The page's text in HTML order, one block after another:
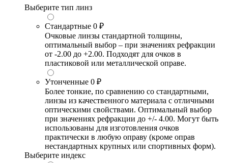
Выберите тип линз
Стандартные 0 ₽
Очковые линзы стандартной толщины,
оптимальный выбор – при значениях рефракции
от -2.00 до +2.00. Подходят для очков в
пластиковой или металлической оправе.
Утонченные 0 ₽
Более тонкие, по сравнению со стандартными,
линзы из качественного материала с отличными
оптическими свойствами. Оптимальный выбор
при значениях рефракции до +/- 4.00. Могут быть
использованы для изготовления очков
практически в любую оправу (кроме оправ
нестандартных крупных или спортивных форм).
Выберите индекс